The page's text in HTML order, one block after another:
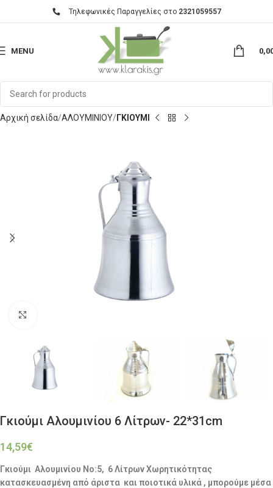
Τηλεφωνικές Παραγγελίες στο 2321059557
MENU
Αρχική σελίδα ΑΛΟΥΜΙΝΙΟΥ ΓΚΙΟΥΜΙ
Γκιούμι Αλουμινίου 6 Λίτρων- 22*31cm
14,59€
Γκιούμι Αλουμινίου No:5, 6 Λίτρων Χωρητικότητας
κατασκευασμένη από άριστα και ποιοτικά υλικά , μπορούμε μέσα